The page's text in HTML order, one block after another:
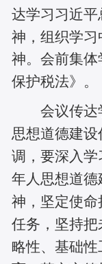
达学习习近
神，组织学
神。会前集
保护税法》。
会议传达
思想道德建
调，要深入
年人思想道
神，坚定使
任务，坚持
略性、基础